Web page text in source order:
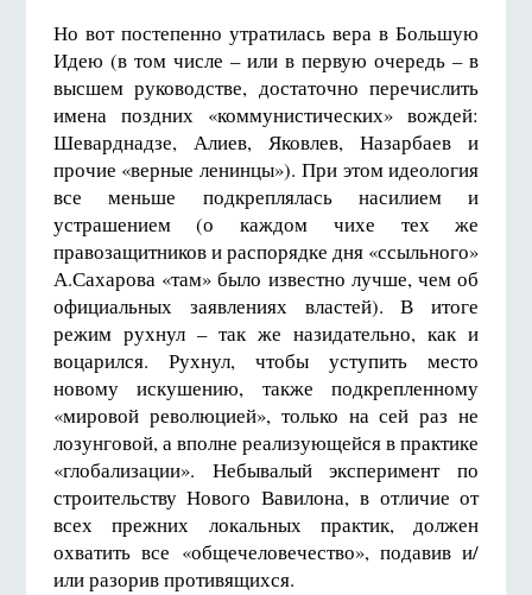
Но вот постепенно утратилась вера в Большую
Идею (в том числе – или в первую очередь – в
высшем руководстве, достаточно перечислить
имена поздних «коммунистических» вождей:
Шеварднадзе, Алиев, Яковлев, Назарбаев и
прочие «верные ленинцы»). При этом идеология
все меньше подкреплялась насилием и
устрашением (о каждом чихе тех же
правозащитников и распорядке дня «ссыльного»
А.Сахарова «там» было известно лучше, чем об
официальных заявлениях властей). В итоге
режим рухнул – так же назидательно, как и
воцарился. Рухнул, чтобы уступить место
новому искушению, также подкрепленному
«мировой революцией», только на сей раз не
лозунговой, а вполне реализующейся в практике
«глобализации». Небывалый эксперимент по
строительству Нового Вавилона, в отличие от
всех прежних локальных практик, должен
охватить все «общечеловечество», подавив и/
или разорив противящихся.